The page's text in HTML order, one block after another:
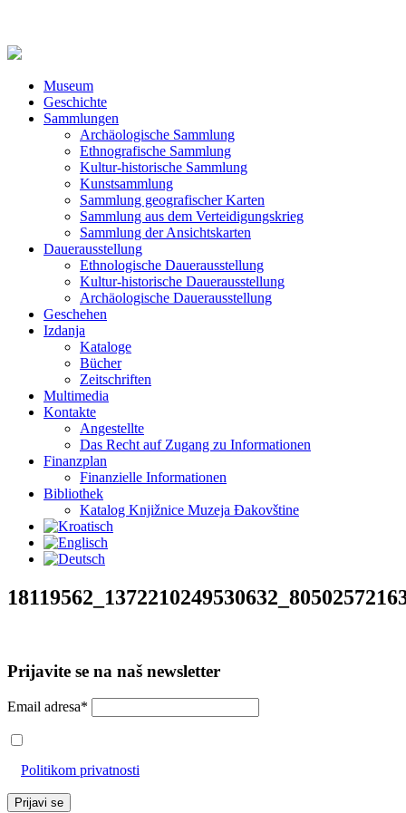
Museum
Geschichte
Sammlungen
Archäologische Sammlung
Ethnografische Sammlung
Kultur-historische Sammlung
Kunstsammlung
Sammlung geografischer Karten
Sammlung aus dem Verteidigungskrieg
Sammlung der Ansichtskarten
Dauerausstellung
Ethnologische Dauerausstellung
Kultur-historische Dauerausstellung
Archäologische Dauerausstellung
Geschehen
Izdanja
Kataloge
Bücher
Zeitschriften
Multimedia
Kontakte
Angestellte
Das Recht auf Zugang zu Informationen
Finanzplan
Finanzielle Informationen
Bibliothek
Katalog Knjižnice Muzeja Đakovštine
Prijavite se na naš newsletter
Email adresa*
Politikom privatnosti